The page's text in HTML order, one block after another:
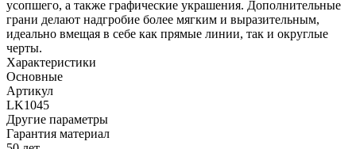
усопшего, а также графические украшения. Дополнительные
грани делают надгробие более мягким и выразительным,
идеально вмещая в себе как прямые линии, так и округлые
черты.
Характеристики
Основные
Артикул
LK1045
Другие параметры
Гарантия материал